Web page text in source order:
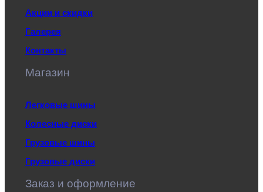
Акции и скидки
Галерея
Контакты
Магазин
Легковые шины
Колесные диски
Грузовые шины
Грузовые диски
Заказ и оформление